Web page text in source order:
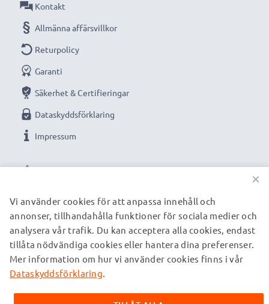
VÅRA BETALNINGSALTERNATIV
Kontakt
Allmänna affärsvillkor
Returpolicy
Garanti
Säkerhet & Certifieringar
Dataskyddsförklaring
Impressum
VÅRA FRAKTPARTNERS
© subtel.se 2026
Alla priser är inklusive moms och exklusive fraktkostnader.
varumärken tillhörande deras ägare och anges på våra
×
Vi använder cookies för att anpassa innehåll och
annonser, tillhandahålla funktioner för sociala medier och
analysera vår trafik. Du kan acceptera alla cookies, endast
tillåta nödvändiga cookies eller hantera dina preferenser.
Mer information om hur vi använder cookies finns i vår
Dataskyddsförklaring.